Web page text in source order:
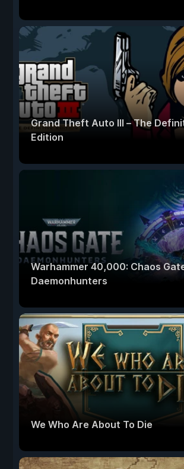
Grand Theft Auto III – The
Edition
Warhammer 40,000: Chaos
Daemonhunters
We Who Are About To Die